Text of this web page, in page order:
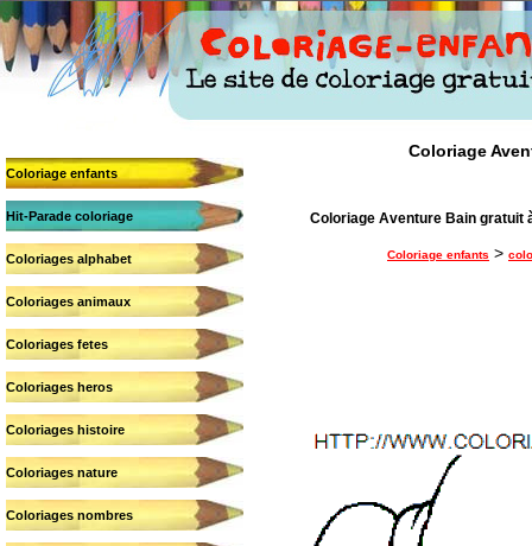
Coloriage enfants
Hit-Parade coloriage
Coloriages alphabet
Coloriages animaux
Coloriages fetes
Coloriages heros
Coloriages histoire
Coloriages nature
Coloriages nombres
Coloriage
Coloriage Aventure Bain gratuit
Coloriage enfants >